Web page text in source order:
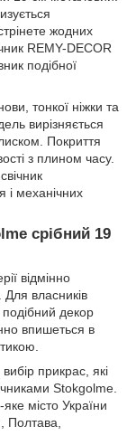
жодних
REMY-DECOR
подібної
тонкої ніжки та
вирізняється
Покриття
з плином часу.
і механічних
срібний 19
відмінно
Для власників
подібний декор
впишеться в
прикрас, які
Stokgolme.
місто України
Полтава,